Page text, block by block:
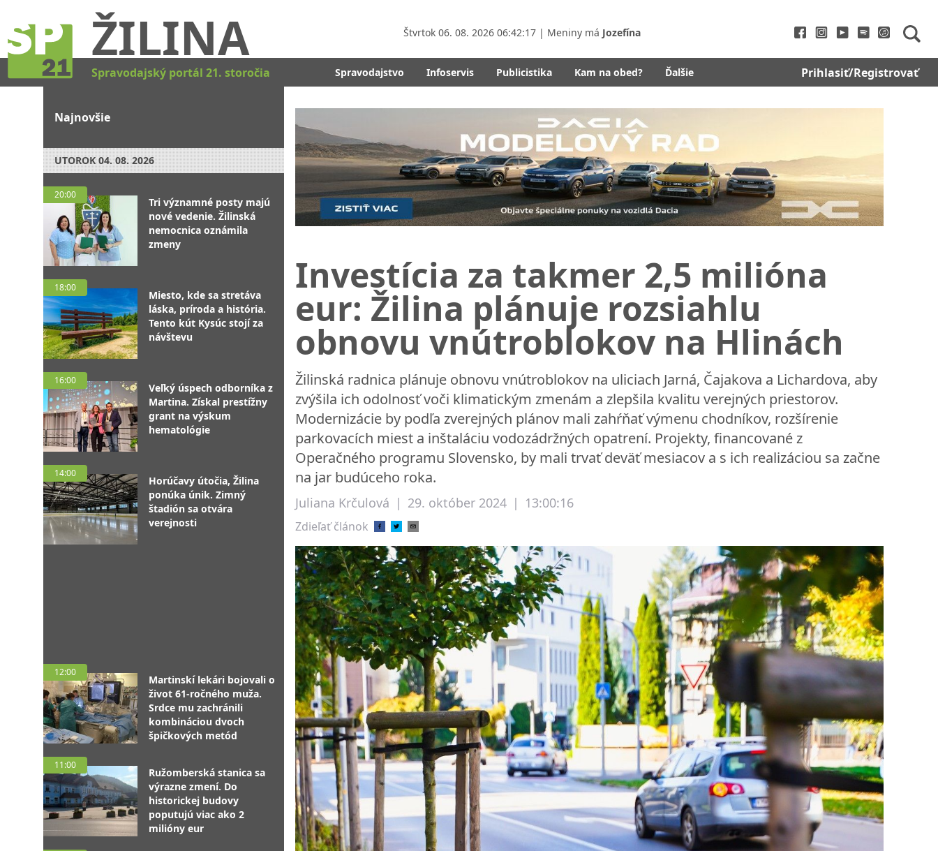
ŽILINA Štvrtok 06. 08. 2026 06:42:19 | Meniny má Jozefína
Spravodajský portál 21. storočia Spravodajstvo Infoservis Publicistika Kam na obed? Ďalšie Prihlasiť/Registrovať
Najnovšie
UTOROK 04. 08. 2026
20:00
Tri významné posty majú
nové vedenie. Žilinská
nemocnica oznámila
zmeny
18:00
Miesto, kde sa stretáva
láska, príroda a história.
Tento kút Kysúc stojí za
návštevu
16:00
Veľký úspech odborníka z
Martina. Získal prestížny
grant na výskum
hematológie
14:00
Horúčavy útočia, Žilina
ponúka únik. Zimný
štadión sa otvára
verejnosti
12:00
Martinskí lekári bojovali o
život 61-ročného muža.
Srdce mu zachránili
kombináciou dvoch
špičkových metód
11:00
Ružomberská stanica sa
výrazne zmení. Do
historickej budovy
poputujú viac ako 2
milióny eur
Investícia za takmer 2,5 milióna
eur: Žilina plánuje rozsiahlu
obnovu vnútroblokov na Hlinách
Žilinská radnica plánuje obnovu vnútroblokov na uliciach Jarná, Čajakova a Lichardova, aby
zvýšila ich odolnosť voči klimatickým zmenám a zlepšila kvalitu verejných priestorov.
Modernizácie by podľa zverejných plánov mali zahŕňať výmenu chodníkov, rozšírenie
parkovacích miest a inštaláciu vodozádržných opatrení. Projekty, financované z
Operačného programu Slovensko, by mali trvať deväť mesiacov a s ich realizáciou sa začne
na jar budúceho roka.
Juliana Krčulová | 29. október 2024 | 13:00:16
Zdieľať článok